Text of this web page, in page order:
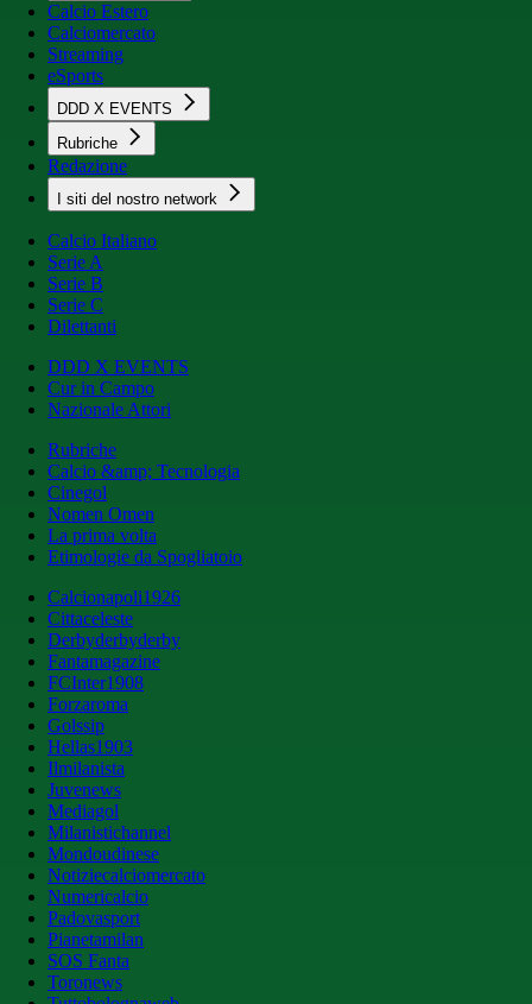
Calcio Estero
Calciomercato
Streaming
eSports
DDD X EVENTS
Rubriche
Redazione
I siti del nostro network
Calcio Italiano
Serie A
Serie B
Serie C
Dilettanti
DDD X EVENTS
Cur in Campo
Nazionale Attori
Rubriche
Calcio &amp; Tecnologia
Cinegol
Nomen Omen
La prima volta
Etimologie da Spogliatoio
Calcionapoli1926
Cittaceleste
Derbyderbyderby
Fantamagazine
FCInter1908
Forzaroma
Golssip
Hellas1903
Ilmilanista
Juvenews
Mediagol
Milanistichannel
Mondoudinese
Notiziecalciomercato
Numericalcio
Padovasport
Pianetamilan
SOS Fanta
Toronews